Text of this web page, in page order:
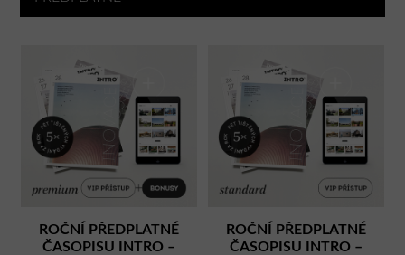
ROČNÍ PŘEDPLATNÉ
ČASOPISU INTRO –
ROČNÍ PŘEDPLATNÉ
ČASOPISU INTRO –